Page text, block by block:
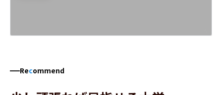
Recommend